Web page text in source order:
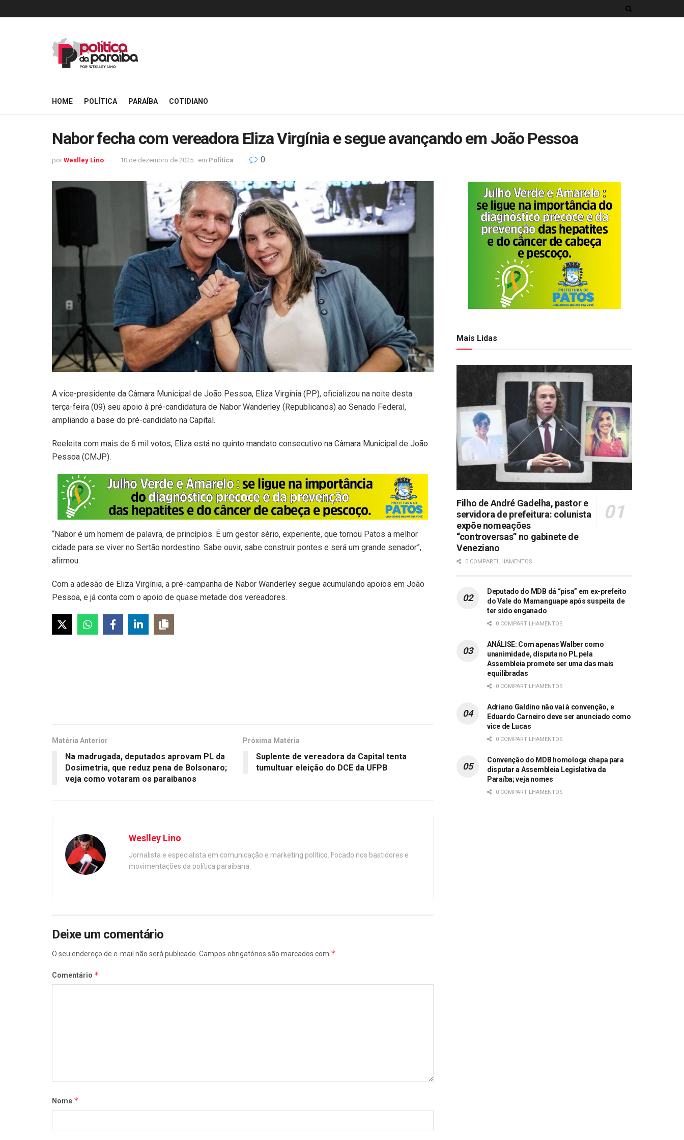
HOME POLÍTICA PARAÍBA COTIDIANO
Nabor fecha com vereadora Eliza Virgínia e segue avançando em João Pessoa
por Weslley Lino 10 de dezembro de 2025 em Política 0
A vice-presidente da Câmara Municipal de João Pessoa, Eliza Virgínia (PP), oficializou na noite desta
terça-feira (09) seu apoio à pré-candidatura de Nabor Wanderley (Republicanos) ao Senado Federal,
ampliando a base do pré-candidato na Capital.
Reeleita com mais de 6 mil votos, Eliza está no quinto mandato consecutivo na Câmara Municipal de João
Pessoa (CMJP).
“Nabor é um homem de palavra, de princípios. É um gestor sério, experiente, que tornou Patos a melhor
cidade para se viver no Sertão nordestino. Sabe ouvir, sabe construir pontes e será um grande senador”,
afirmou.
Com a adesão de Eliza Virgínia, a pré-campanha de Nabor Wanderley segue acumulando apoios em João
Pessoa, e já conta com o apoio de quase metade dos vereadores.
Matéria Anterior
Na madrugada, deputados aprovam PL da
Dosimetria, que reduz pena de Bolsonaro;
veja como votaram os paraibanos
Próxima Matéria
Suplente de vereadora da Capital tenta
tumultuar eleição do DCE da UFPB
Weslley Lino
Jornalista e especialista em comunicação e marketing político. Focado nos bastidores e
movimentações da política paraibana.
Deixe um comentário
O seu endereço de e-mail não será publicado. Campos obrigatórios são marcados com *
Comentário *
Nome *
Mais Lidas
Filho de André Gadelha, pastor e
servidora de prefeitura: colunista
expõe nomeações
“controversas” no gabinete de
Veneziano
0 COMPARTILHAMENTOS
Deputado do MDB dá “pisa” em ex-prefeito
do Vale do Mamanguape após suspeita de
ter sido enganado
0 COMPARTILHAMENTOS
ANÁLISE: Com apenas Walber como
unanimidade, disputa no PL pela
Assembleia promete ser uma das mais
equilibradas
0 COMPARTILHAMENTOS
Adriano Galdino não vai à convenção, e
Eduardo Carneiro deve ser anunciado como
vice de Lucas
0 COMPARTILHAMENTOS
Convenção do MDB homologa chapa para
disputar a Assembleia Legislativa da
Paraíba; veja nomes
0 COMPARTILHAMENTOS